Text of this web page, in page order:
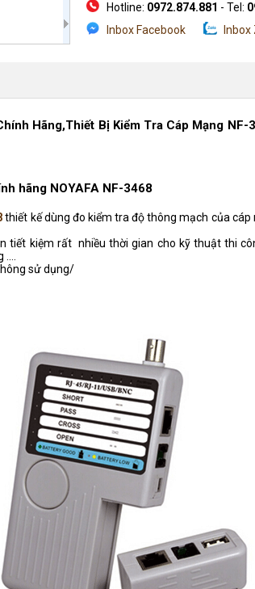
Hotline: 0972.874.881 - Tel:
Inbox Facebook
Inbox
Hãng,Thiết Bị Kiểm Tra Cáp Mạng
hãng NOYAFA NF-3468
thiết kế dùng đo kiểm tra độ thông mạch của
tiết kiệm rất nhiều thời gian cho kỹ thuật thi
sử dụng/